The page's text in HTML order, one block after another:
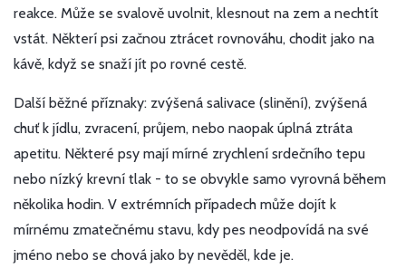
reakce. Může se svalově uvolnit, klesnout na zem a nechtít
vstát. Některí psi začnou ztrácet rovnováhu, chodit jako na
kávě, když se snaží jít po rovné cestě.
Další běžné příznaky: zvýšená salivace (slinění), zvýšená
chuť k jídlu, zvracení, průjem, nebo naopak úplná ztráta
apetitu. Některé psy mají mírné zrychlení srdečního tepu
nebo nízký krevní tlak - to se obvykle samo vyrovná během
několika hodin. V extrémních případech může dojít k
mírnému zmatečnému stavu, kdy pes neodpovídá na své
jméno nebo se chová jako by nevěděl, kde je.